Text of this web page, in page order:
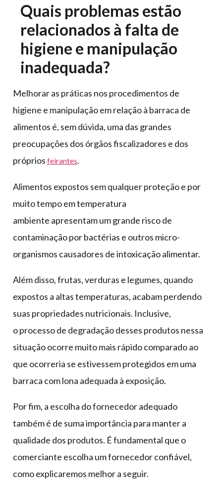
Quais problemas estão
relacionados à falta de
higiene e manipulação
inadequada?
Melhorar as práticas nos procedimentos de
higiene e manipulação em relação à barraca de
alimentos é, sem dúvida, uma das grandes
preocupações dos órgãos fiscalizadores e dos
próprios feirantes.
Alimentos expostos sem qualquer proteção e por
muito tempo em temperatura
ambiente apresentam um grande risco de
contaminação por bactérias e outros micro-
organismos causadores de intoxicação alimentar.
Além disso, frutas, verduras e legumes, quando
expostos a altas temperaturas, acabam perdendo
suas propriedades nutricionais. Inclusive,
o processo de degradação desses produtos nessa
situação ocorre muito mais rápido comparado ao
que ocorreria se estivessem protegidos em uma
barraca com lona adequada à exposição.
Por fim, a escolha do fornecedor adequado
também é de suma importância para manter a
qualidade dos produtos. É fundamental que o
comerciante escolha um fornecedor confiável,
como explicaremos melhor a seguir.